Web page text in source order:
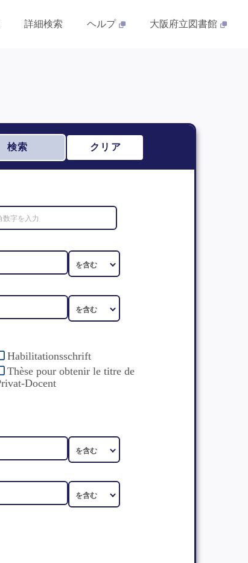
詳細検索 ヘルプ 大阪府立図書館
検索 クリア
Habilitationsschrift
Thèse pour obtenir le titre de
Docent